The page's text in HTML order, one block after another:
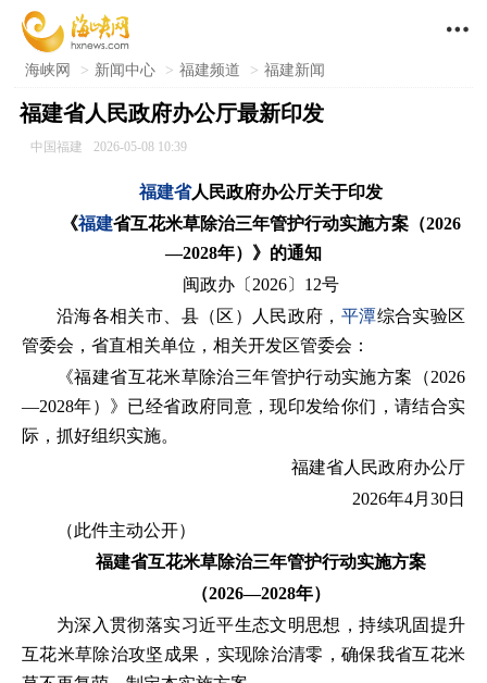

海峡网 > 新闻中心 > 福建频道 > 福建新闻
福建省人民政府办公厅最新印发
中国福建 2026-05-08 10:39
福建省人民政府办公厅关于印发
《福建省互花米草除治三年管护行动实施方案（2026
—2028年）》的通知
闽政办〔2026〕12号
沿海各相关市、县（区）人民政府， 平潭综合实验区
管委会，省直相关单位，相关开发区管委会：
《福建省互花米草除治三年管护行动实施方案（2026
—2028年）》已经省政府同意，现印发给你们，请结合实
际，抓好组织实施。
福建省人民政府办公厅
2026年4月30日
（此件主动公开）
福建省互花米草除治三年管护行动实施方案
（2026—2028年）
为深入贯彻落实习近平生态文明思想，持续巩固提升
互花米草除治攻坚成果，实现除治清零，确保我省互花米